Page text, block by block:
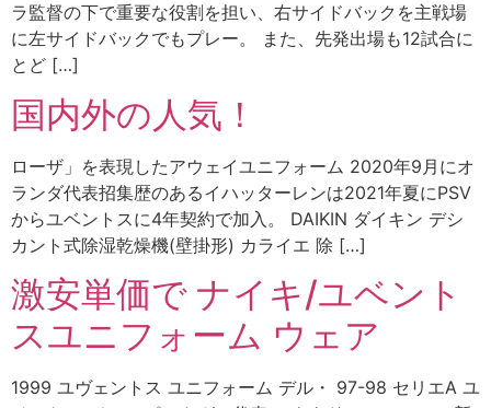
ラ監督の下で重要な役割を担い、右サイドバックを主戦場
に左サイドバックでもプレー。 また、先発出場も12試合に
とど […]
国内外の人気！
ローザ」を表現したアウェイユニフォーム 2020年9月にオ
ランダ代表招集歴のあるイハッターレンは2021年夏にPSV
からユベントスに4年契約で加入。 DAIKIN ダイキン デシ
カント式除湿乾燥機(壁掛形) カライエ 除 […]
激安単価で ナイキ/ユベント
スユニフォーム ウェア
1999 ユヴェントス ユニフォーム デル・ 97-98 セリエA ユ